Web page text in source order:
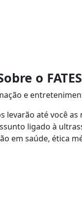
o
e
levarão até você
ligado à
em saúde, ética